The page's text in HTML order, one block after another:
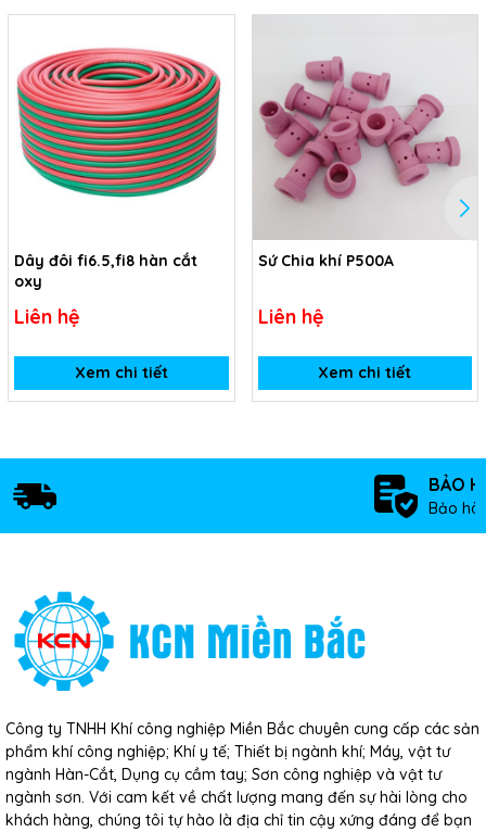
Dây đôi fi6.5,fi8 hàn cắt
oxy
Liên hệ
Xem chi tiết
Sứ Chia khí P500A
Liên hệ
Xem chi tiết
BẢO
Bảo
Công ty TNHH Khí công nghiệp Miền Bắc chuyên cung cấp các sản
phẩm khí công nghiệp; Khí y tế; Thiết bị ngành khí; Máy, vật tư
ngành Hàn-Cắt, Dụng cụ cầm tay; Sơn công nghiệp và vật tư
ngành sơn. Với cam kết về chất lượng mang đến sự hài lòng cho
khách hàng, chúng tôi tự hào là địa chỉ tin cậy xứng đáng để bạn